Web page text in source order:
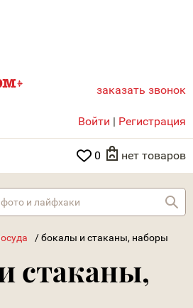
заказать звонок
Войти | Регистрация
0 нет товаров
/бокалы и стаканы, наборы
стаканы,